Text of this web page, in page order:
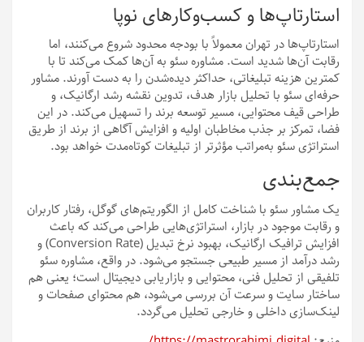
استارتاپ‌ها و کسب‌وکارهای نوپا
استارتاپ‌ها در تهران معمولاً با بودجه محدود شروع می‌کنند، اما
رقابت آن‌ها شدید است. مشاوره سئو به آن‌ها کمک می‌کند تا با
کمترین هزینه تبلیغاتی، حداکثر دیده‌شدن را به دست آورند. مشاور
حرفه‌ای سئو با تحلیل بازار هدف، تدوین نقشه رشد ارگانیک، و
طراحی قیف محتوایی، مسیر توسعه برند را تسهیل می‌کند. در این
فضا، تمرکز بر جذب مخاطبان اولیه و افزایش آگاهی از برند از طریق
استراتژی سئو به‌مراتب مؤثرتر از تبلیغات کوتاه‌مدت خواهد بود.
جمع‌بندی
یک مشاور سئو با شناخت کامل از الگوریتم‌های گوگل، رفتار کاربران
و رقابت موجود در بازار، استراتژی‌هایی طراحی می‌کند که باعث
افزایش ترافیک ارگانیک، بهبود نرخ تبدیل (Conversion Rate) و
رشد درآمد از مسیر طبیعی جستجو می‌شود. در واقع، مشاوره سئو
تلفیقی از تحلیل فنی، محتوایی و بازاریابی دیجیتال است؛ یعنی هم
ساختار سایت و سرعت آن بررسی می‌شود، هم محتوای صفحات و
لینک‌سازی داخلی و خارجی تحلیل می‌گردد.